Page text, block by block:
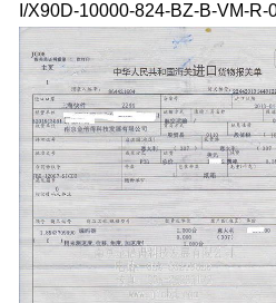
I/X90D-10000-824-BZ-B-VM-R-